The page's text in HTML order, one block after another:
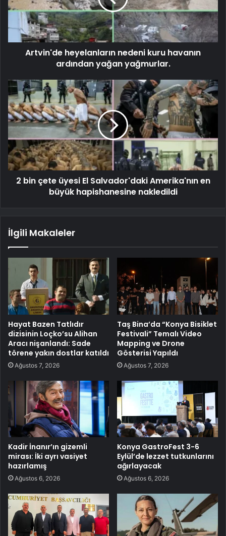
Artvin'de heyelanların nedeni kuru havanın
ardından yağan yağmurlar.
2 bin çete üyesi El Salvador'daki Amerika'nın en
büyük hapishanesine nakledildi
İlgili Makaleler
Hayat Bazen Tatlıdır
dizisinin Loçko’su Alihan
Aracı nişanlandı: Sade
törene yakın dostlar katıldı
Ağustos 7, 2026
Taş Bina’da “Konya Bisiklet
Festivali” Temalı Video
Mapping ve Drone
Gösterisi Yapıldı
Ağustos 7, 2026
Kadir İnanır’ın gizemli
mirası: İki ayrı vasiyet
hazırlamış
Ağustos 6, 2026
Konya GastroFest 3-6
Eylül’de lezzet tutkunlarını
ağırlayacak
Ağustos 6, 2026